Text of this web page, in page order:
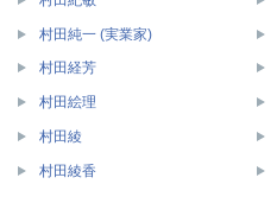
村田純一 (実業家)
村田経芳
村田絵理
村田綾
村田綾香